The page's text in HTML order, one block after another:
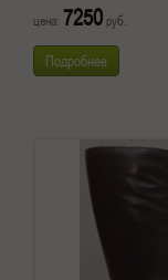
цена: 7250 руб.
Подробнее